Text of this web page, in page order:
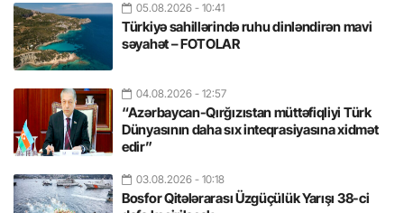
05.08.2026 - 10:41
Türkiyə sahillərində ruhu dinləndirən mavi
səyahət – FOTOLAR
04.08.2026 - 12:57
“Azərbaycan-Qırğızıstan müttəfiqliyi Türk
Dünyasının daha sıx inteqrasiyasına xidmət
edir”
03.08.2026 - 10:18
Bosfor Qitələrarası Üzgüçülük Yarışı 38-ci